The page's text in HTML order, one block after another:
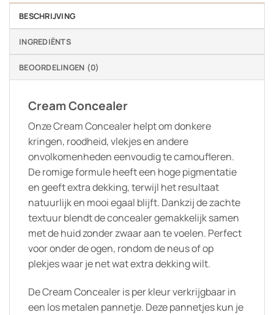
BESCHRIJVING
INGREDIËNTS
BEOORDELINGEN (0)
Cream Concealer
Onze Cream Concealer helpt om donkere
kringen, roodheid, vlekjes en andere
onvolkomenheden eenvoudig te camoufleren.
De romige formule heeft een hoge pigmentatie
en geeft extra dekking, terwijl het resultaat
natuurlijk en mooi egaal blijft. Dankzij de zachte
textuur blendt de concealer gemakkelijk samen
met de huid zonder zwaar aan te voelen. Perfect
voor onder de ogen, rondom de neus of op
plekjes waar je net wat extra dekking wilt.
De Cream Concealer is per kleur verkrijgbaar in
een los metalen pannetje. Deze pannetjes kun je